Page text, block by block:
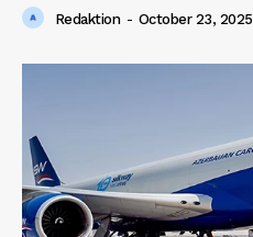
Redaktion - October 23, 2025